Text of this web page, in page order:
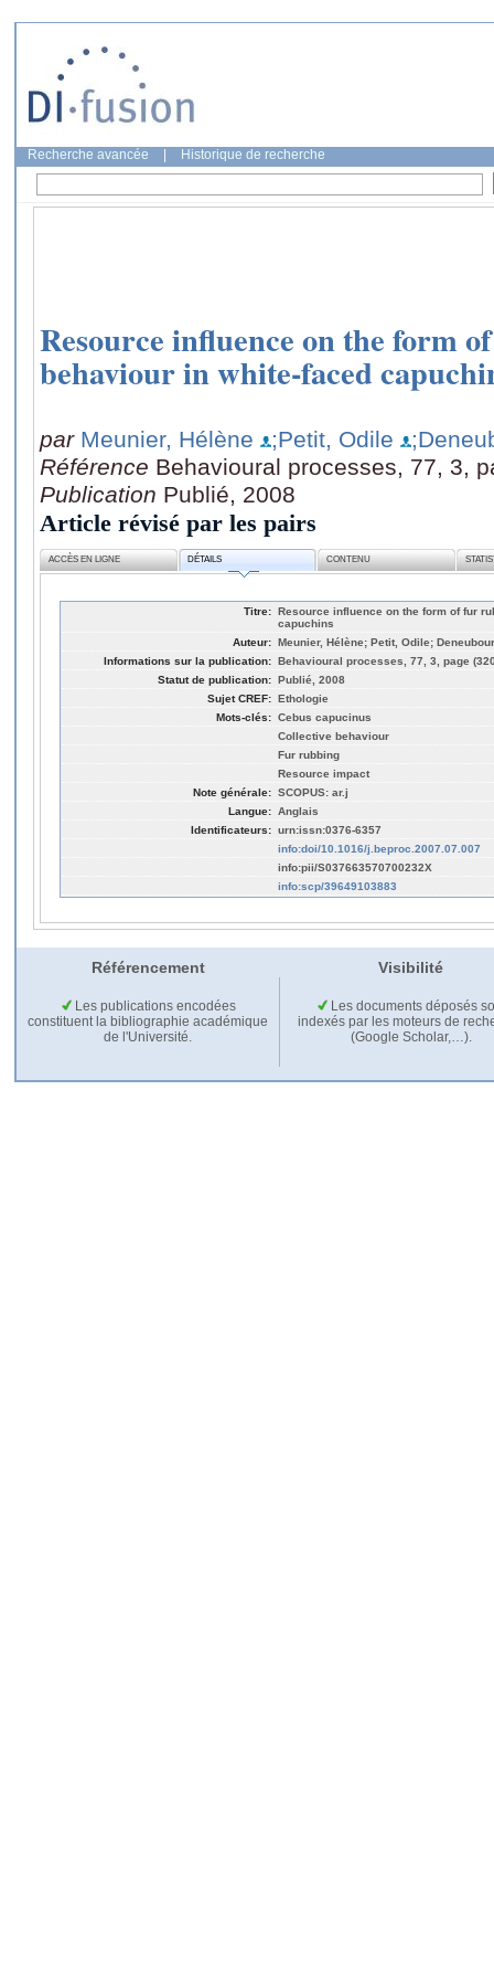
Recherche avancée Historique de recherche
Resource influence on the form
behaviour in white-faced
par Meunier, Hélène ;Petit, Odile
Référence Behavioural processes, 77, 3,
Publication Publié, 2008
Article révisé par les pairs
ACCÈS EN LIGNE DÉTAILS CONTENU
Titre: Resource influence on the form of fur
capuchins
Auteur: Meunier, Hélène; Petit, Odile;
Informations sur la publication: Behavioural processes, 77, 3, page
Statut de publication: Publié, 2008
Sujet CREF: Ethologie
Mots-clés: Cebus capucinus
Collective behaviour
Fur rubbing
Resource impact
Note générale: SCOPUS: ar.j
Langue: Anglais
Identificateurs: urn:issn:0376-6357
info:doi/10.1016/j.beproc.2007.07.007
info:pii/S037663570700232X
info:scp/39649103883
Référencement Visibilité
Les publications encodées
constituent la bibliographie académique
de l'Université.
Les documents déposés
indexés par les moteurs de
(Google Scholar,…).